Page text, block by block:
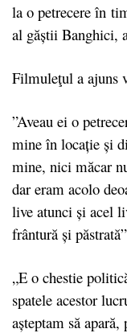
la o petrecere în
al găștii Banghici,
Filmuleţul a ajuns
”Aveau ei o
mine în locație și
mine, nici măcar
dar eram acolo
live atunci și acel
frântură și
„E o chestie
spatele acestor
așteptam să